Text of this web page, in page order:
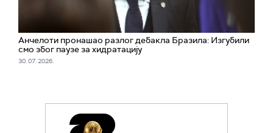
Анчелоти пронашао разлог дебакла Бразила: Изгубили
смо због паузе за хидратацију
30. 07. 2026.